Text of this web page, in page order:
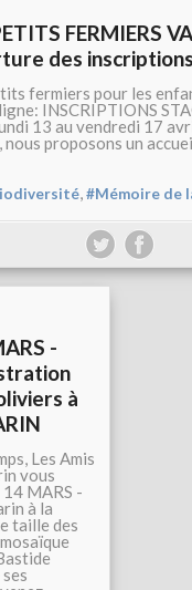
FERMIERS
des inscriptions
fermiers pour les
INSCRIPTIONS
13 au vendredi 17
proposons un
,#Mémoire de
-
à
Les Amis
vous
MARS -
à la
taille des